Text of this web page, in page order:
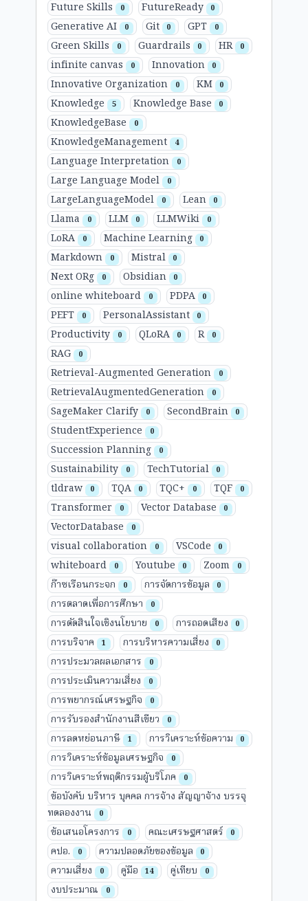
Future Skills 0 FutureReady 0
Generative AI 0 Git 0 GPT 0
Green Skills 0 Guardrails 0 HR 0
infinite canvas 0 Innovation 0
Innovative Organization 0 KM 0
Knowledge 5 Knowledge Base 0
KnowledgeBase 0
KnowledgeManagement 4
Language Interpretation 0
Large Language Model 0
LargeLanguageModel 0 Lean 0
Llama 0 LLM 0 LLMWiki 0
LoRA 0 Machine Learning 0
Markdown 0 Mistral 0
Next ORg 0 Obsidian 0
online whiteboard 0 PDPA 0
PEFT 0 PersonalAssistant 0
Productivity 0 QLoRA 0 R 0
RAG 0
Retrieval-Augmented Generation 0
RetrievalAugmentedGeneration 0
SageMaker Clarify 0 SecondBrain 0
StudentExperience 0
Succession Planning 0
Sustainability 0 TechTutorial 0
tldraw 0 TQA 0 TQC+ 0 TQF 0
Transformer 0 Vector Database 0
VectorDatabase 0
visual collaboration 0 VSCode 0
whiteboard 0 Youtube 0 Zoom 0
ก๊าซเรือนกระจก 0 การจัดการข้อมูล 0
การตลาดเพื่อการศึกษา 0
การตัดสินใจเชิงนโยบาย 0 การถอดเสียง 0
การบริจาค 1 การบริหารความเสี่ยง 0
การประมวลผลเอกสาร 0
การประเมินความเสี่ยง 0
การพยากรณ์เศรษฐกิจ 0
การรับรองสำนักงานสีเขียว 0
การลดหย่อนภาษี 1 การวิเคราะห์ข้อความ 0
การวิเคราะห์ข้อมูลเศรษฐกิจ 0
การวิเคราะห์พฤติกรรมผู้บริโภค 0
ข้อบังคับ บริหาร บุคคล การจ้าง สัญญาจ้าง บรรจุ
ทดลองงาน
0
ข้อเสนอโครงการ 0 คณะเศรษฐศาสตร์ 0
คปอ. 0 ความปลอดภัยของข้อมูล 0
ความเสี่ยง 0 คู่มือ 14 คู่เทียบ 0
งบประมาณ 0